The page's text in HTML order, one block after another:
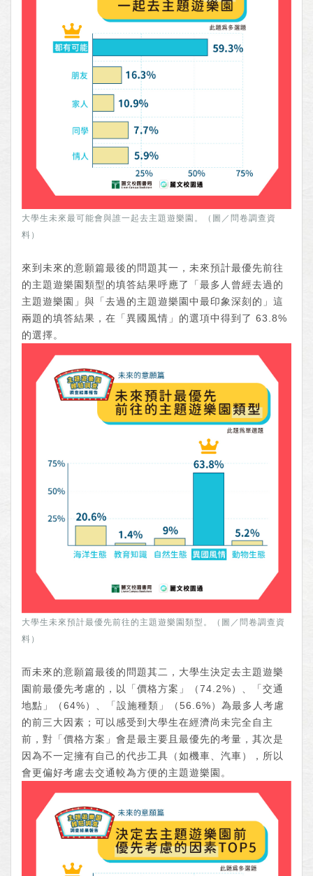
大學生未來最可能會與誰一起去主題遊樂園。（圖／問卷調查資
料）
來到未來的意願篇最後的問題其一，未來預計最優先前往
的主題遊樂園類型的填答結果呼應了「最多人曾經去過的
主題遊樂園」與「去過的主題遊樂園中最印象深刻的」這
兩題的填答結果，在「異國風情」的選項中得到了 63.8%
的選擇。
大學生未來預計最優先前往的主題遊樂園類型。（圖／問卷調查資
料）
而未來的意願篇最後的問題其二，大學生決定去主題遊樂
園前最優先考慮的，以「價格方案」（74.2%）、「交通
地點」（64%）、「設施種類」（56.6%）為最多人考慮
的前三大因素；可以感受到大學生在經濟尚未完全自主
前，對「價格方案」會是最主要且最優先的考量，其次是
因為不一定擁有自己的代步工具（如機車、汽車），所以
會更偏好考慮去交通較為方便的主題遊樂園。